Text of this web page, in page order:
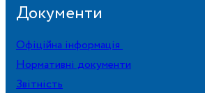
Документи
Офіційна інформація
Нормативні документи
Звітність